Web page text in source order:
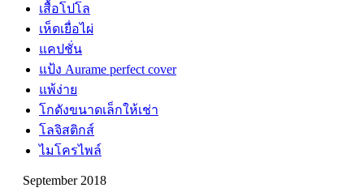
เสื้อโปโล
เห็ดเยื่อไผ่
แคปชั่น
แป้ง Aurame perfect cover
แพ้ง่าย
โกดังขนาดเล็กให้เช่า
โลจิสติกส์
ไมโครไพล์
September 2018